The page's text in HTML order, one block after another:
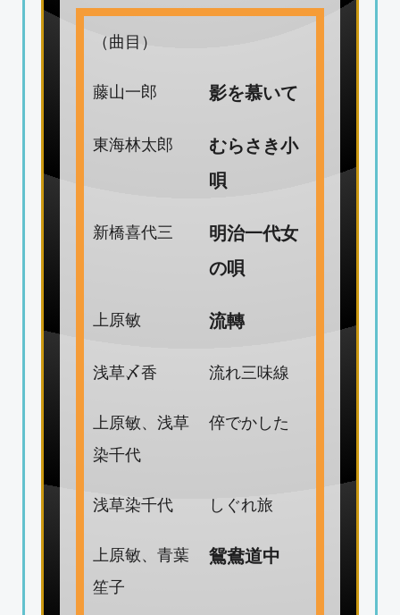
（曲目）
藤山一郎 影を慕いて
東海林太郎
むらさき小
唄
新橋喜代三
明治一代女
の唄
上原敏 流轉
浅草〆香 流れ三味線
上原敏、浅草
染千代
倅でかした
浅草染千代 しぐれ旅
上原敏、青葉
笙子
鴛鴦道中